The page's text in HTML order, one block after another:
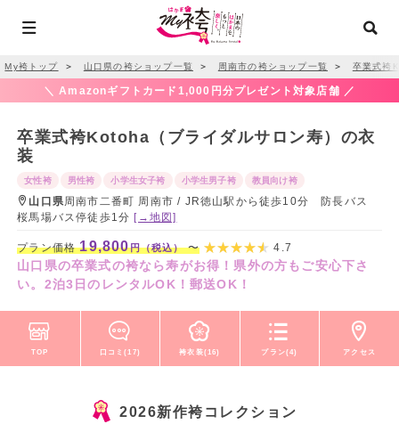
My袴トップ ＞ 山口県の袴ショップ一覧 ＞ 周南市の袴ショップ一覧 ＞ 卒業式袴
＼ Amazonギフトカード1,000円分プレゼント対象店舗 ／
卒業式袴Kotoha（ブライダルサロン寿）の衣
装
女性袴 男性袴 小学生女子袴 小学生男子袴 教員向け袴
山口県周南市二番町 周南市 / JR徳山駅から徒歩10分 防長バス
桜馬場バス停徒歩1分[→地図]
プラン価格19,800円（税込）〜 4.7
山口県の卒業式の袴なら寿がお得！県外の方もご安心下さ
い。2泊3日のレンタルOK！郵送OK！
TOP 口コミ(17) 袴衣装(16) プラン(4) アクセス
2026新作袴コレクション